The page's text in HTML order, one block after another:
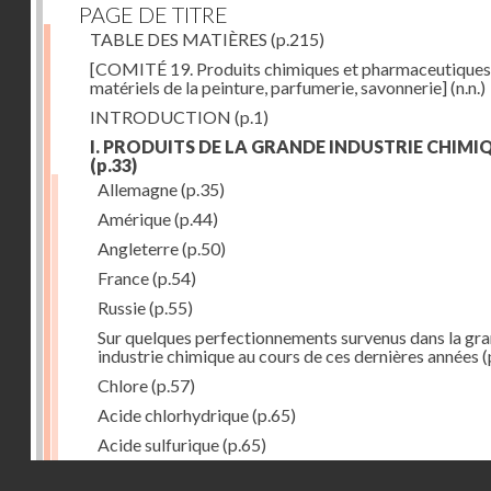
PAGE DE TITRE
TABLE DES MATIÈRES (p.215)
[COMITÉ 19. Produits chimiques et
matériels de la peinture, parfumerie, savonnerie](n.n.)
INTRODUCTION (p.1)
I. PRODUITS DE LA GRANDE INDUSTRIE
(p.33)
Allemagne(p.35)
Amérique(p.44)
Angleterre(p.50)
France(p.54)
Russie(p.55)
Sur quelques perfectionnements survenus dans la
industrie chimique au cours de ces dernières années
Chlore(p.57)
Acide chlorhydrique(p.65)
Acide sulfurique(p.65)